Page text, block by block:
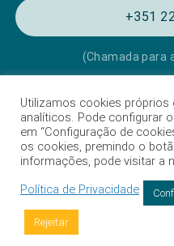
+351
(Chamada para
Política de Privacidade e
Termos e condições de
Listagem das Unidades
Proteção de dados
Livro de Reclamações
Utilizamos cookies próprios
analíticos. Pode configurar
em “Configuração de
os cookies, premindo o
informações, pode visitar a
Política de Privacidade
Rejeitar